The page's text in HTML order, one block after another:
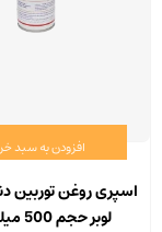
افزودن به سبد
اسپری روغن توربین
لوبر حجم 500 میلی لیتر